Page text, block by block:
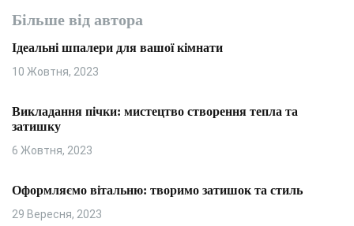
Більше від автора
Ідеальні шпалери для вашої кімнати
10 Жовтня, 2023
Викладання пічки: мистецтво створення тепла та
затишку
6 Жовтня, 2023
Оформляємо вітальню: творимо затишок та стиль
29 Вересня, 2023